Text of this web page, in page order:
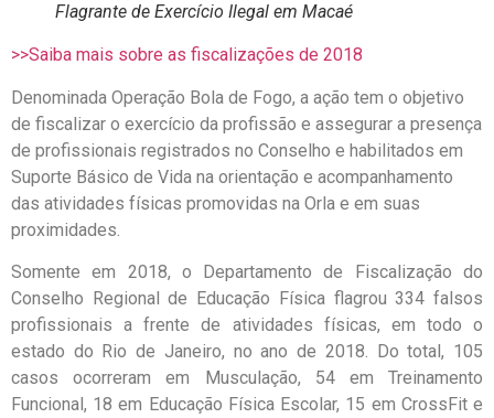
Flagrante de Exercício Ilegal em Macaé
>>Saiba mais sobre as fiscalizações de 2018
Denominada Operação Bola de Fogo, a ação tem o objetivo
de fiscalizar o exercício da profissão e assegurar a presença
de profissionais registrados no Conselho e habilitados em
Suporte Básico de Vida na orientação e acompanhamento
das atividades físicas promovidas na Orla e em suas
proximidades.
Somente em 2018, o Departamento de Fiscalização do
Conselho Regional de Educação Física flagrou 334 falsos
profissionais a frente de atividades físicas, em todo o
estado do Rio de Janeiro, no ano de 2018. Do total, 105
casos ocorreram em Musculação, 54 em Treinamento
Funcional, 18 em Educação Física Escolar, 15 em CrossFit e